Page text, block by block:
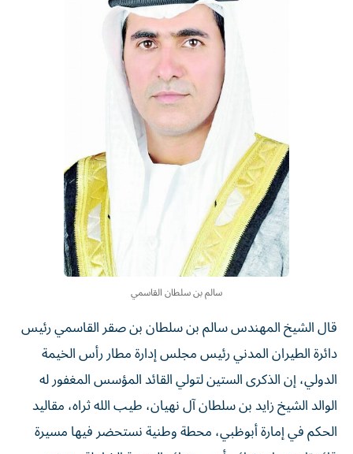
سالم بن سلطان القاسمي
قال الشيخ المهندس سالم بن سلطان بن صقر القاسمي رئيس
دائرة الطيران المدني رئيس مجلس إدارة مطار رأس الخيمة
الدولي، إن الذكرى الستين لتولي القائد المؤسس المغفور له
الوالد الشيخ زايد بن سلطان آل نهيان، طيب الله ثراه، مقاليد
الحكم في إمارة أبوظبي، محطة وطنية نستحضر فيها مسيرة